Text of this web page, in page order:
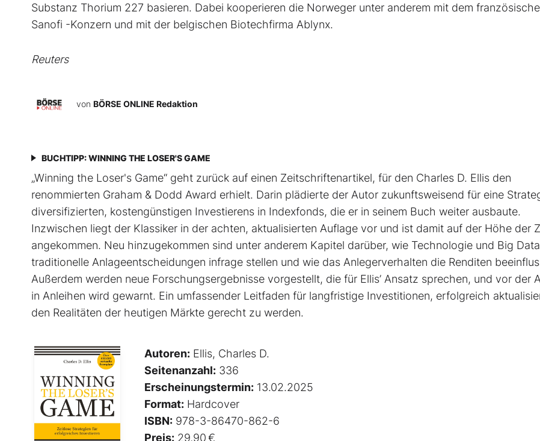
Substanz Thorium 227 basieren. Dabei kooperieren die Norweger unter anderem mit dem
Sanofi -Konzern und mit der belgischen Biotechfirma Ablynx.
Reuters
von BÖRSE ONLINE Redaktion
BUCHTIPP: WINNING THE LOSER'S GAME
„Winning the Loser's Game“ geht zurück auf einen Zeitschriftenartikel, für den Charles D. Ellis den
renommierten Graham & Dodd Award erhielt. Darin plädierte der Autor zukunftsweisend für eine
diversifizierten, kostengünstigen Investierens in Indexfonds, die er in seinem Buch weiter ausbaute.
Inzwischen liegt der Klassiker in der achten, aktualisierten Auflage vor und ist damit auf der Höhe der
angekommen. Neu hinzugekommen sind unter anderem Kapitel darüber, wie Technologie und Big Data
traditionelle Anlageentscheidungen infrage stellen und wie das Anlegerverhalten die Renditen
Außerdem werden neue Forschungsergebnisse vorgestellt, die für Ellis’ Ansatz sprechen, und vor der
in Anleihen wird gewarnt. Ein umfassender Leitfaden für langfristige Investitionen, erfolgreich
den Realitäten der heutigen Märkte gerecht zu werden.
Autoren: Ellis, Charles D.
Seitenanzahl: 336
Erscheinungstermin: 13.02.2025
Format: Hardcover
ISBN: 978-3-86470-862-6
Preis: 29,90 €